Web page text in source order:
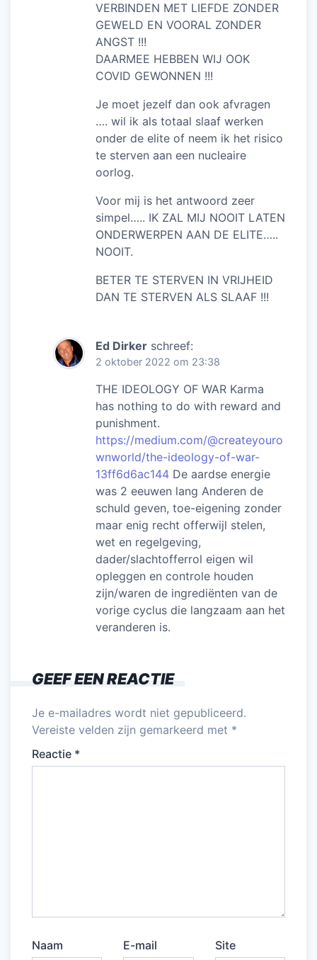
VERBINDEN MET LIEFDE ZONDER
GEWELD EN VOORAL ZONDER
ANGST !!!
DAARMEE HEBBEN WIJ OOK
COVID GEWONNEN !!!
Je moet jezelf dan ook afvragen
…. wil ik als totaal slaaf werken
onder de elite of neem ik het risico
te sterven aan een nucleaire
oorlog.
Voor mij is het antwoord zeer
simpel….. IK ZAL MIJ NOOIT LATEN
ONDERWERPEN AAN DE ELITE…..
NOOIT.
BETER TE STERVEN IN VRIJHEID
DAN TE STERVEN ALS SLAAF !!!
Ed Dirker schreef:
2 oktober 2022 om 23:38
THE IDEOLOGY OF WAR Karma
has nothing to do with reward and
punishment.
https://medium.com/@createyouro
wnworld/the-ideology-of-war-
13ff6d6ac144 De aardse energie
was 2 eeuwen lang Anderen de
schuld geven, toe-eigening zonder
maar enig recht offerwijl stelen,
wet en regelgeving,
dader/slachtofferrol eigen wil
opleggen en controle houden
zijn/waren de ingrediënten van de
vorige cyclus die langzaam aan het
veranderen is.
GEEF EEN REACTIE
Je e-mailadres wordt niet gepubliceerd.
Vereiste velden zijn gemarkeerd met *
Reactie *
Naam E-mail Site